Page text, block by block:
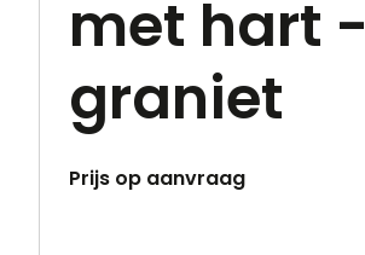
met hart -
graniet
Prijs op aanvraag